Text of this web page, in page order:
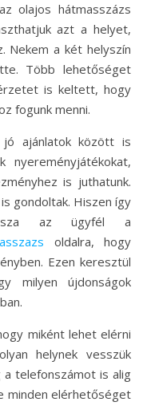
olajos hátmasszázs
azt a helyet,
Nekem a két helyszín
Több lehetőséget
is keltett, hogy
fogunk menni.
jó ajánlatok között is
nyereményjátékokat,
is juthatunk.
gondoltak. Hiszen így
az ügyfél a
oldalra, hogy
Ezen keresztül
milyen újdonságok
miként lehet elérni
helynek vesszük
telefonszámot is alig
minden elérhetőséget